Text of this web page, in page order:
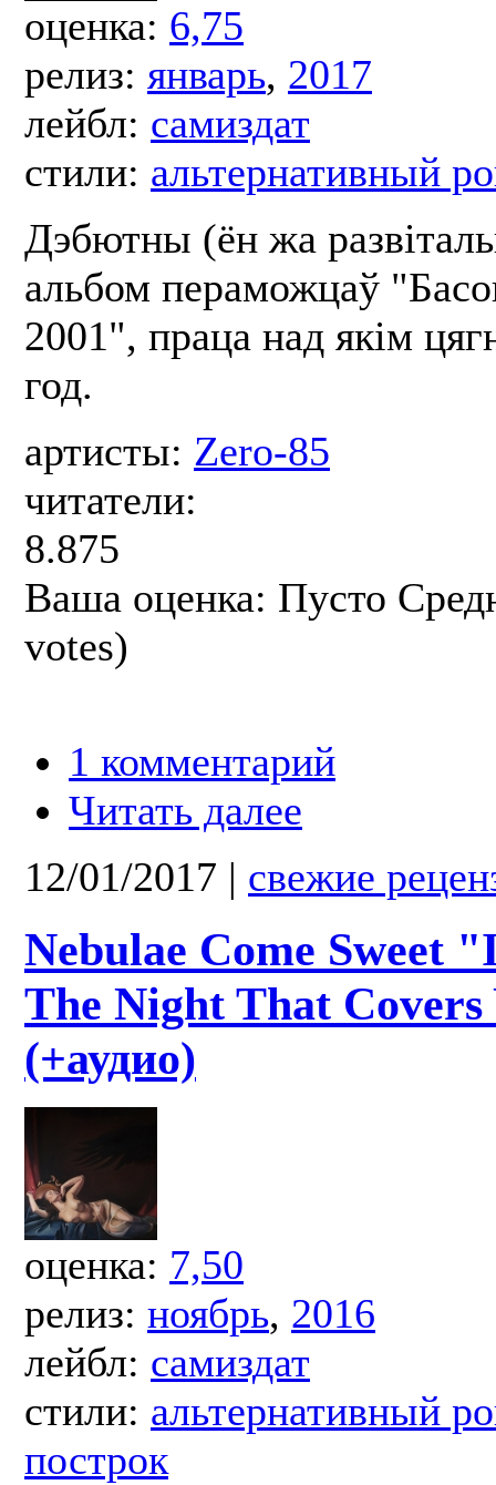
оценка: 6,75
релиз: январь, 2017
лейбл: самиздат
стили: альтернативный
Дэбютны (ён жа
альбом пераможцаў
2001", праца над якім
год.
артисты: Zero-85
читатели:
8.875
Ваша оценка: Пусто
votes)
1 комментарий
Читать далее
12/01/2017 | свежие
Nebulae Come Sweet
The Night That
(+аудио)
оценка: 7,50
релиз: ноябрь, 2016
лейбл: самиздат
стили: альтернативный
построк